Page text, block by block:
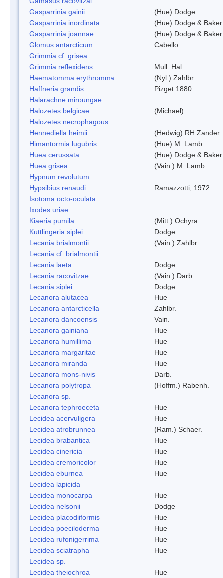
Gasparrinia gainii
(Hue) Dodge
Gasparrinia inordinata
(Hue) Dodge & Baker
Gasparrinia joannae
(Hue) Dodge & Baker
Glomus antarcticum
Cabello
Grimmia cf. grisea
Grimmia reflexidens
Mull. Hal.
Haematomma erythromma
(Nyl.) Zahlbr.
Haffneria grandis
Pizget 1880
Halarachne miroungae
Halozetes belgicae
(Michael)
Halozetes necrophagous
Hennediella heimii
(Hedwig) RH Zander
Himantormia lugubris
(Hue) M. Lamb
Huea cerussata
(Hue) Dodge & Baker
Huea grisea
(Vain.) M. Lamb.
Hypnum revolutum
Hypsibius renaudi
Ramazzotti, 1972
Isotoma octo-oculata
Ixodes uriae
Kiaeria pumila
(Mitt.) Ochyra
Kuttlingeria siplei
Dodge
Lecania brialmontii
(Vain.) Zahlbr.
Lecania cf. brialmontii
Lecania laeta
Dodge
Lecania racovitzae
(Vain.) Darb.
Lecania siplei
Dodge
Lecanora alutacea
Hue
Lecanora antarcticella
Zahlbr.
Lecanora dancoensis
Vain.
Lecanora gainiana
Hue
Lecanora humillima
Hue
Lecanora margaritae
Hue
Lecanora miranda
Hue
Lecanora mons-nivis
Darb.
Lecanora polytropa
(Hoffm.) Rabenh.
Lecanora sp.
Lecanora tephroeceta
Hue
Lecidea acervuligera
Hue
Lecidea atrobrunnea
(Ram.) Schaer.
Lecidea brabantica
Hue
Lecidea cinericia
Hue
Lecidea cremoricolor
Hue
Lecidea eburnea
Hue
Lecidea lapicida
Lecidea monocarpa
Hue
Lecidea nelsonii
Dodge
Lecidea placodiiformis
Hue
Lecidea poeciloderma
Hue
Lecidea rufonigerrima
Hue
Lecidea sciatrapha
Hue
Lecidea sp.
Lecidea theiochroa
Hue